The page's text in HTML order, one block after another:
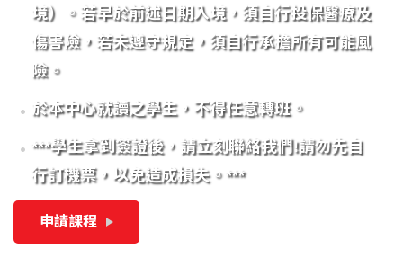
境）。若早於前述日期入境，須自行投保醫療及
傷害險，若未遵守規定，須自行承擔所有可能風
險。
於本中心就讀之學生，不得任意轉班。
***學生拿到簽證後，請立刻聯絡我們!請勿先自
行訂機票，以免造成損失。***
申請課程